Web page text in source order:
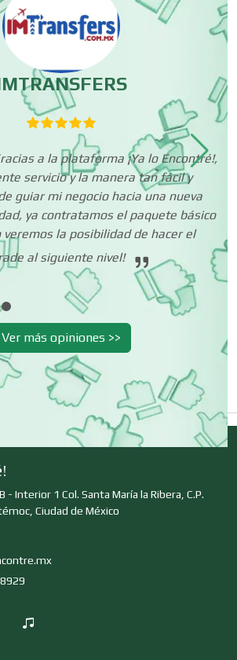
Automotrices
Persianas y Alfombras
y Salchichonerías
de Interiores
Dentales
a la plataforma ¡Ya lo Encontré!,
servicio y la manera tan fácil y
guiar mi negocio hacia una nueva
ya contratamos el paquete básico
veremos la posibilidad de hacer el
al siguiente nivel!
Ver más opiniones >>
- Interior 1 Col. Santa María la Ribera, C.P.
Ciudad de México